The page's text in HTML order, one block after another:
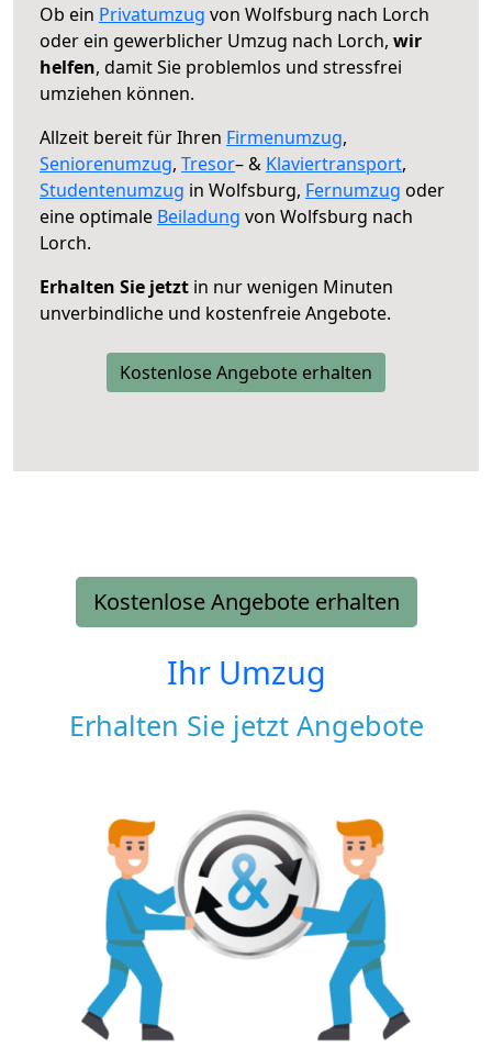
Ob ein Privatumzug von Wolfsburg nach Lorch
oder ein gewerblicher Umzug nach Lorch, wir
helfen, damit Sie problemlos und stressfrei
umziehen können.
Allzeit bereit für Ihren Firmenumzug,
Seniorenumzug, Tresor– & Klaviertransport,
Studentenumzug in Wolfsburg, Fernumzug oder
eine optimale Beiladung von Wolfsburg nach
Lorch.
Erhalten Sie jetzt in nur wenigen Minuten
unverbindliche und kostenfreie Angebote.
Kostenlose Angebote erhalten
Kostenlose Angebote erhalten
Ihr Umzug
Erhalten Sie jetzt Angebote